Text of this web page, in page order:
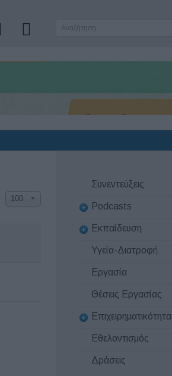
100
Συνεντεύξεις
Podcasts
Εκπαίδευση
Υγεία-Διατροφή
Εργασία
Θέσεις Εργασίας
Επιχειρηματικότητα
Εθελοντισμός
Δράσεις